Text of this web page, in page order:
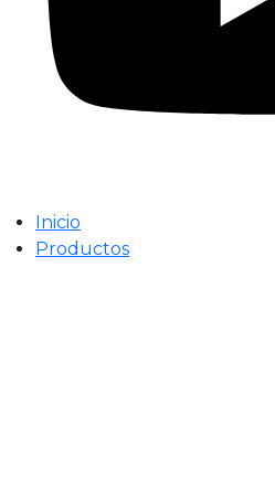
Inicio
Productos